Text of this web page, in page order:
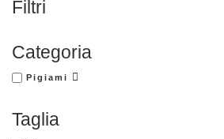
Filtri
Categoria
Pigiami
Taglia